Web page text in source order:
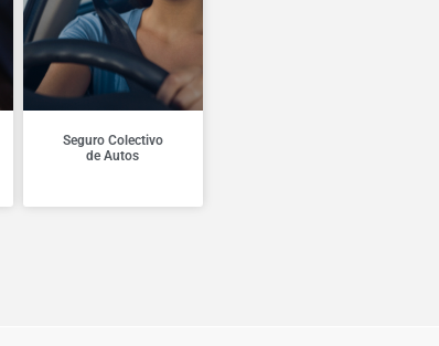
Seguro Colectivo
de Autos